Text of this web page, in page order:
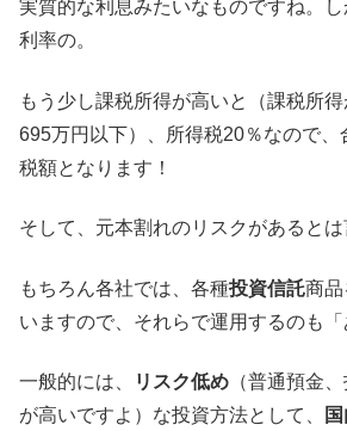
実質的な利息みたいなものですね。
利率の。
もう少し課税所得が高いと（課税所得
695万円以下）、所得税20％なので、
税額となります！
そして、元本割れのリスクがあるとは
もちろん各社では、各種投資信託商品
いますので、それらで運用するのも「
一般的には、 リスク低め （普通預金
が高いですよ）な投資方法として、